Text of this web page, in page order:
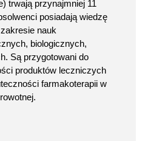
trwają przynajmniej 11
posiadają wiedzę
nauk
biologicznych,
Są przygotowani do
produktów leczniczych
farmakoterapii w